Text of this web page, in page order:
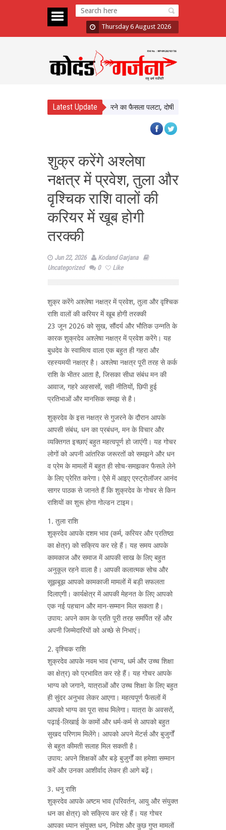
Thursday 6 August 2026
Latest Update
Case: Bombay HC ने बरी करने का फैसला पलटा, दोषी करार
शुक्र करेंगे अश्लेषा
नक्षत्र में प्रवेश, तुला और
वृश्चिक राशि वालों की
करियर में खूब होगी
तरक्की
Jun 22, 2026
Kodand Garjana
Uncategorized
0 Like
शुक्र करेंगे अश्लेषा नक्षत्र में प्रवेश, तुला और वृश्चिक
राशि वालों की करियर में खूब होगी तरक्की
23 जून 2026 को सुख, सौंदर्य और भौतिक उन्नति के
कारक शुक्रदेव अश्लेषा नक्षत्र में प्रवेश करेंगे। यह
बुधदेव के स्वामित्व वाला एक बहुत ही गहरा और
रहस्यमयी नक्षत्र है। अश्लेषा नक्षत्र पूरी तरह से कर्क
राशि के भीतर आता है, जिसका सीधा संबंध मन की
आवाज, गहरे अहसासों, सही नीतियों, छिपी हुई
प्रतिभाओं और मानसिक समझ से है।
शुक्रदेव के इस नक्षत्र से गुजरने के दौरान आपके
आपसी संबंध, धन का प्रबंधन, मन के विचार और
व्यक्तिगत इच्छाएं बहुत महत्वपूर्ण हो जाएंगी। यह गोचर
लोगों को अपनी आंतरिक जरूरतों को समझने और धन
व प्रेम के मामलों में बहुत ही सोच-समझकर फैसले लेने
के लिए प्रेरित करेगा। ऐसे में आइए एस्ट्रोलॉजर आनंद
सागर पाठक से जानते हैं कि शुक्रदेव के गोचर से किन
राशियों का शुरू होगा गोल्डन टाइम।
1. तुला राशि
शुक्रदेव आपके दशम भाव (कर्म, करियर और प्रतिष्ठा
का क्षेत्र) को सक्रिय कर रहे हैं। यह समय आपके
कामकाज और समाज में आपकी साख के लिए बहुत
अनुकूल रहने वाला है। आपकी कलात्मक सोच और
सूझबूझ आपको कामकाजी मामलों में बड़ी सफलता
दिलाएगी। कार्यक्षेत्र में आपकी मेहनत के लिए आपको
एक नई पहचान और मान-सम्मान मिल सकता है।
उपाय: अपने काम के प्रति पूरी तरह समर्पित रहें और
अपनी जिम्मेदारियों को अच्छे से निभाएं।
2. वृश्चिक राशि
शुक्रदेव आपके नवम भाव (भाग्य, धर्म और उच्च शिक्षा
का क्षेत्र) को प्रभावित कर रहे हैं। यह गोचर आपके
भाग्य को जगाने, यात्राओं और उच्च शिक्षा के लिए बहुत
ही सुंदर अनुभव लेकर आएगा। महत्वपूर्ण फैसलों में
आपको भाग्य का पूरा साथ मिलेगा। यात्रा के अवसरों,
पढ़ाई-लिखाई के कामों और धर्म-कर्म से आपको बहुत
सुखद परिणाम मिलेंगे। आपको अपने मेंटर्स और बुजुर्गों
से बहुत कीमती सलाह मिल सकती है।
उपाय: अपने शिक्षकों और बड़े बुजुर्गों का हमेशा सम्मान
करें और उनका आशीर्वाद लेकर ही आगे बढ़ें।
3. धनु राशि
शुक्रदेव आपके अष्टम भाव (परिवर्तन, आयु और संयुक्त
धन का क्षेत्र) को सक्रिय कर रहे हैं। यह गोचर
आपका ध्यान संयुक्त धन, निवेश और कुछ गुप्त मामलों